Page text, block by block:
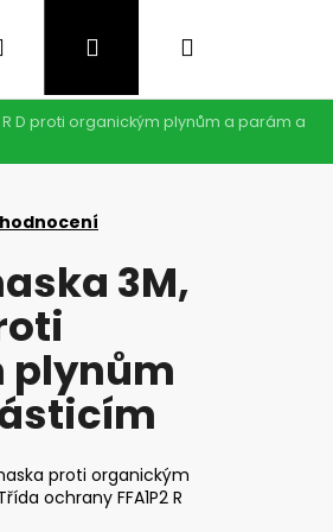
Hledat PřihlášeníNákupní
košík
R D proti organickým plynům a parám a
3M,
plynům
proti organickým
ochrany FFA1P2 R
Následující